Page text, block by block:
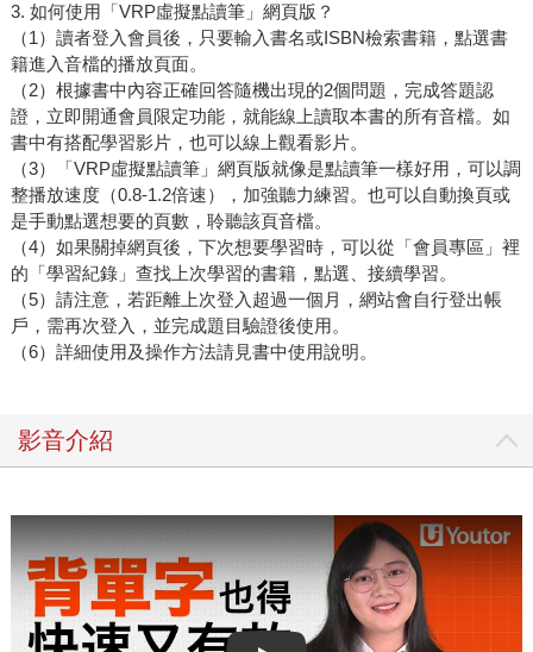
3. 如何使用「VRP虛擬點讀筆」網頁版？
（1）讀者登入會員後，只要輸入書名或ISBN檢索書籍，點選書
籍進入音檔的播放頁面。
（2）根據書中內容正確回答隨機出現的2個問題，完成答題認
證，立即開通會員限定功能，就能線上讀取本書的所有音檔。如
書中有搭配學習影片，也可以線上觀看影片。
（3）「VRP虛擬點讀筆」網頁版就像是點讀筆一樣好用，可以調
整播放速度（0.8-1.2倍速），加強聽力練習。也可以自動換頁或
是手動點選想要的頁數，聆聽該頁音檔。
（4）如果關掉網頁後，下次想要學習時，可以從「會員專區」裡
的「學習紀錄」查找上次學習的書籍，點選、接續學習。
（5）請注意，若距離上次登入超過一個月，網站會自行登出帳
戶，需再次登入，並完成題目驗證後使用。
（6）詳細使用及操作方法請見書中使用說明。
影音介紹